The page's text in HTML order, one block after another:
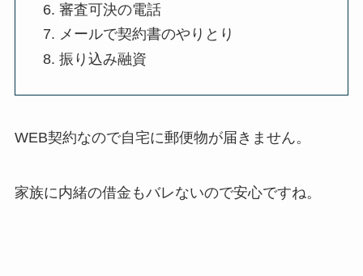
審査可決の電話
メールで契約書のやりとり
振り込み融資
WEB契約なので自宅に郵便物が届きません。
家族に内緒の借金もバレないので安心ですね。